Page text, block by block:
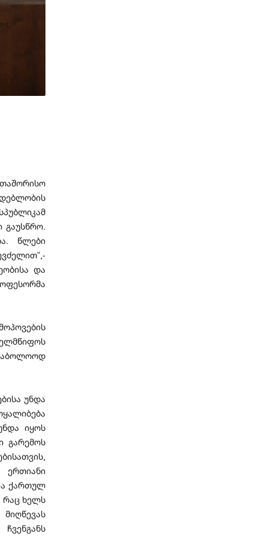
გაუსწრო.
წლები
და
უნდა
იყოს
გარემოს
ერთიანი
ქართულ
რაც ხელს
მიღწევას